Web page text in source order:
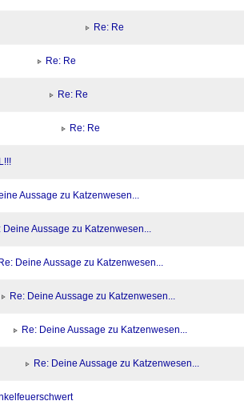
Re: Re
Re: Re
Re: Re
Re: Re
Aussage zu Katzenwesen...
Deine Aussage zu Katzenwesen...
Re: Deine Aussage zu Katzenwesen...
Re: Deine Aussage zu Katzenwesen...
Re: Deine Aussage zu Katzenwesen...
Re: Deine Aussage zu Katzenwesen...